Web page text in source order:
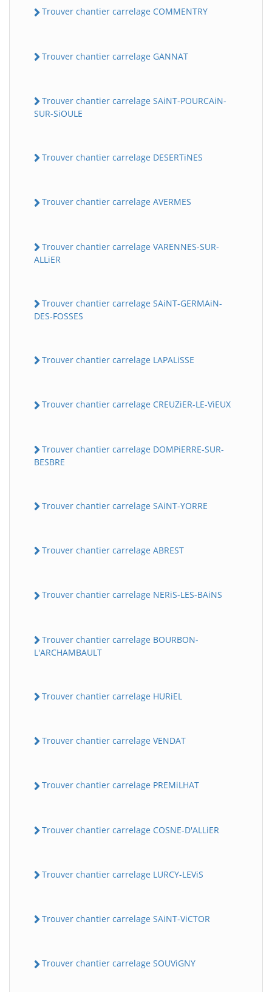
Trouver chantier carrelage COMMENTRY
Trouver chantier carrelage GANNAT
Trouver chantier carrelage SAiNT-POURCAiN-
SUR-SiOULE
Trouver chantier carrelage DESERTiNES
Trouver chantier carrelage AVERMES
Trouver chantier carrelage VARENNES-SUR-
ALLiER
Trouver chantier carrelage SAiNT-GERMAiN-
DES-FOSSES
Trouver chantier carrelage LAPALiSSE
Trouver chantier carrelage CREUZiER-LE-ViEUX
Trouver chantier carrelage DOMPiERRE-SUR-
BESBRE
Trouver chantier carrelage SAiNT-YORRE
Trouver chantier carrelage ABREST
Trouver chantier carrelage NERiS-LES-BAiNS
Trouver chantier carrelage BOURBON-
L'ARCHAMBAULT
Trouver chantier carrelage HURiEL
Trouver chantier carrelage VENDAT
Trouver chantier carrelage PREMiLHAT
Trouver chantier carrelage COSNE-D'ALLiER
Trouver chantier carrelage LURCY-LEViS
Trouver chantier carrelage SAiNT-ViCTOR
Trouver chantier carrelage SOUViGNY